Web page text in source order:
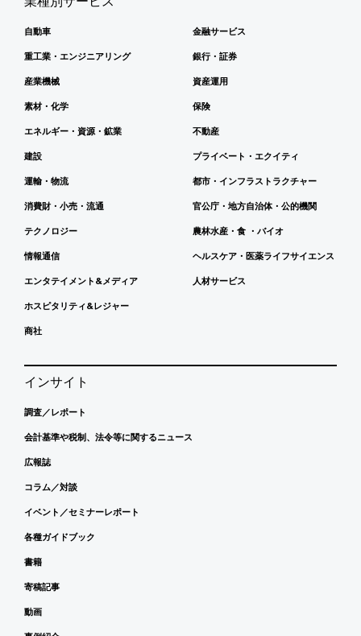
自動車
重工業・エンジニアリング
産業機械
素材・化学
エネルギー・資源・鉱業
建設
運輸・物流
消費財・小売・流通
テクノロジー
情報通信
エンタテイメント&メディア
ホスピタリティ&レジャー
商社
金融サービス
銀行・証券
資産運用
保険
不動産
プライベート・エクイティ
都市・インフラストラクチャー
官公庁・地方自治体・公的機関
農林水産・食 ・バイオ
ヘルスケア・医薬ライフサイエンス
人材サービス
インサイト
調査／レポート
会計基準や税制、法令等に関するニュース
広報誌
コラム／対談
イベント／セミナーレポート
各種ガイドブック
書籍
寄稿記事
動画